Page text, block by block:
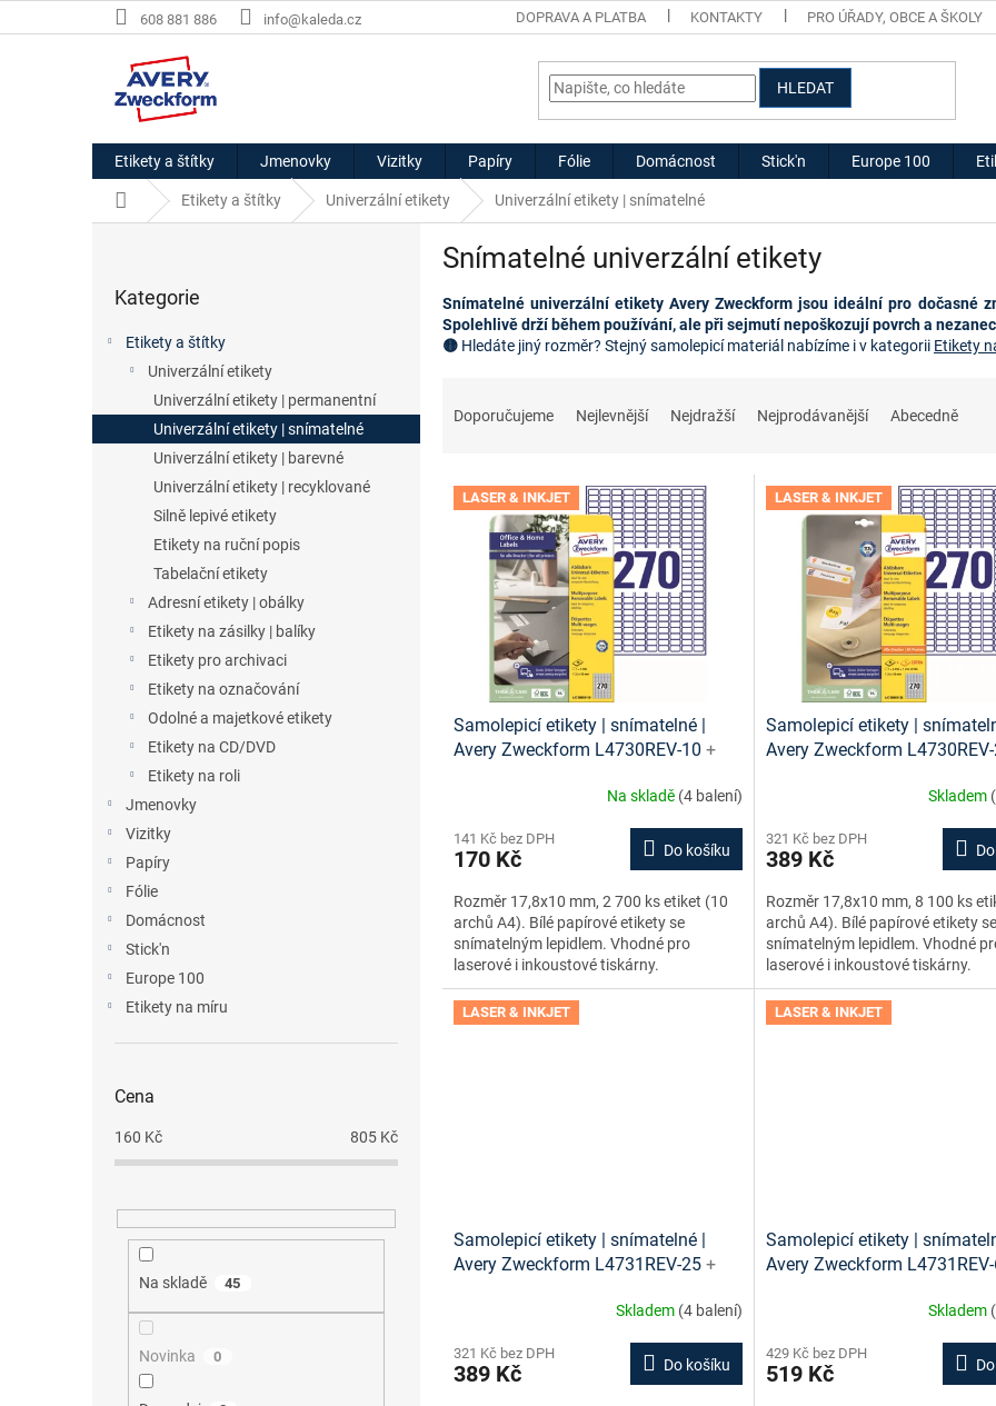
na
608 881 886 info@kaleda.cz DOPRAVA A PLATBA KONTAKTY PRO ÚŘADY, OBCE A ŠKOLY
HLEDAT
Etikety a štítky Jmenovky Vizitky Papíry Fólie Domácnost Stick'n Europe 100
Domů Etikety a štítky Univerzální etikety Univerzální etikety | snímatelné
kategorie
Kategorie
Etikety a štítky
Univerzální etikety
Univerzální etikety | permanentní
Univerzální etikety | snímatelné
Univerzální etikety | barevné
Univerzální etikety | recyklované
Silně lepivé etikety
Etikety na ruční popis
Tabelační etikety
Adresní etikety | obálky
Etikety na zásilky | balíky
Etikety pro archivaci
Etikety na označování
Odolné a majetkové etikety
Etikety na CD/DVD
Etikety na roli
Jmenovky
Vizitky
Papíry
Fólie
Domácnost
Stick'n
Europe 100
Etikety na míru
Cena
160 Kč 805 Kč
Na skladě 45
Novinka 0
Snímatelné univerzální etikety
Snímatelné univerzální etikety Avery Zweckform jsou ideální pro dočasné
Spolehlivě drží během používání, ale při sejmutí nepoškozují povrch a
🟡 Hledáte jiný rozměr? Stejný samolepicí materiál nabízíme i v kategorii Etikety
Doporučujeme Nejlevnější Nejdražší Nejprodávanější Abecedně
V LASER & INKJET
Samolepicí etikety | snímatelné |
Avery Zweckform L4730REV-10 +
Na skladě (4 balení)
141 Kč bez DPH
170 Kč Do košíku
Rozměr 17,8x10 mm, 2 700 ks etiket (10
archů A4). Bílé papírové etikety se
snímatelným lepidlem. Vhodné pro
laserové i inkoustové tiskárny.
LASER & INKJET
Samolepicí etikety |
Avery Zweckform
Skladem
321 Kč bez DPH
389 Kč
Rozměr 17,8x10 mm, 8 100 ks
archů A4). Bílé papírové etikety se
snímatelným lepidlem. Vhodné
laserové i inkoustové tiskárny.
LASER & INKJET
Samolepicí etikety | snímatelné |
Avery Zweckform L4731REV-25 +
Skladem (4 balení)
321 Kč bez DPH
389 Kč Do košíku
LASER & INKJET
Samolepicí etikety |
Avery Zweckform
Skladem
429 Kč bez DPH
519 Kč